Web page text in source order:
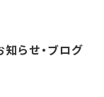
知らせ・ブログ